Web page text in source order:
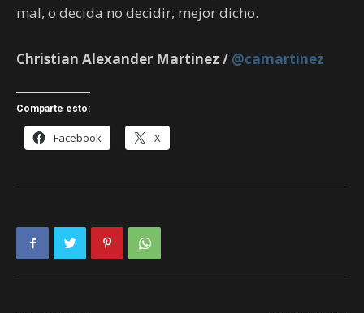
mal, o decida no decidir, mejor dicho.
Christian Alexander Martinez / @camartinez
Comparte esto:
Facebook X